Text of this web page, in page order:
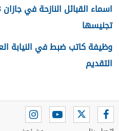
تجنيسها
التقديم